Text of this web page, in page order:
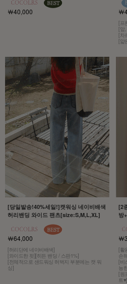
￦40,000 ￦
[프
[앞
[차
[얇
[당일발송!40%세일!]캣워싱 네이비배색
허리밴딩 와이드 팬츠[size:S,M,L,XL]
￦64,000
[허리단에 네이비배색]
[와이드한 핏][히든 밴딩 / 스판1%]
[전체적으로 샌드워싱 허벅지 부분에는 캣 워
싱]
[2
방
￦
[활
손
[비
능
[원
트♥]